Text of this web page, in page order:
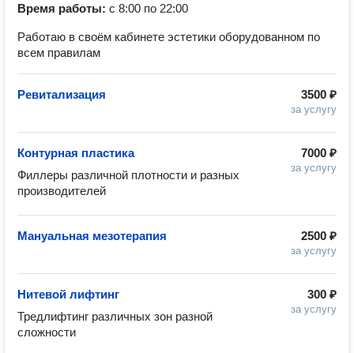
Время работы: с 8:00 по 22:00
Работаю в своём кабинете эстетики оборудованном по
всем правилам
3500 ₽
за услугу
Ревитализация
7000 ₽
за услугу
Контурная пластика
Филлеры различной плотности и разных
производителей
2500 ₽
за услугу
Мануальная мезотерапия
300 ₽
за услугу
Нитевой лифтинг
Тредлифтинг различных зон разной
сложности